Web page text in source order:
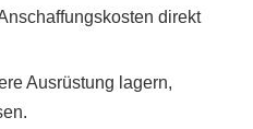
direkt
Ausrüstung lagern,